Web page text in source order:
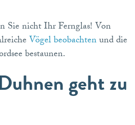
Sie nicht Ihr Fernglas! Von
Vögel beobachtenund die
bestaunen.
geht zu